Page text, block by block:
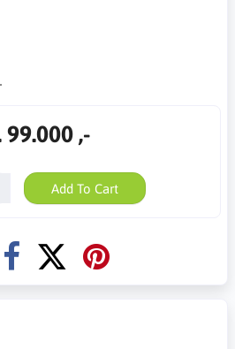
99.000 ,-
Add To Cart